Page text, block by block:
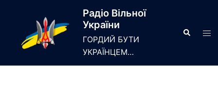
Радіо Вільної
України
ГОРДИЙ БУТИ
УКРАЇНЦЕМ…
Search